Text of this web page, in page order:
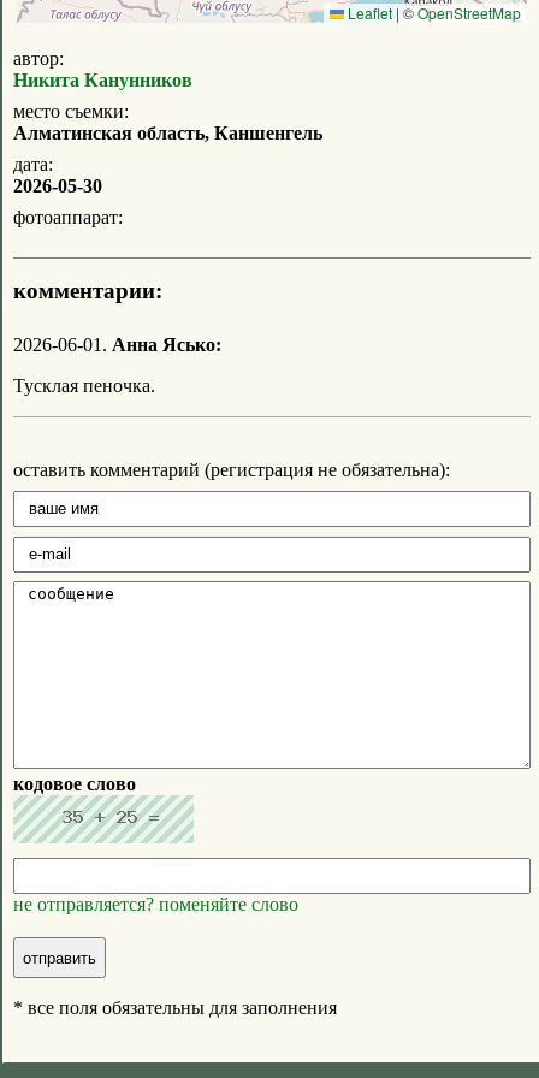
Leaflet | ©OpenStreetMap
автор:
Никита Канунников
место съемки:
Алматинская область, Каншенгель
дата:
2026-05-30
фотоаппарат:
комментарии:
2026-06-01. Анна Ясько:
Тусклая пеночка.
оставить комментарий (регистрация не обязательна):
кодовое слово
не отправляется? поменяйте слово
* все поля обязательны для заполнения